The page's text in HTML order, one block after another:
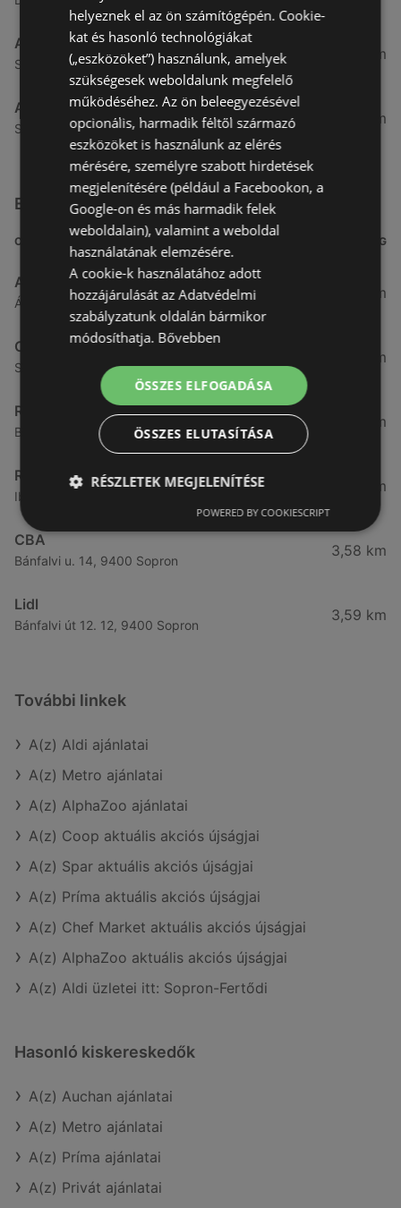
Aldi
Szent Márton u. 57-61., 9700 Szombathely
51,54 km
Aldi
Szent Gellért utca 49., 9700 Szombathely
53,49 km
Egyéb Szupermarketek üzletek a közelben
CÍM TÁVOLSÁG
ALDI
Ágfalvi út 4/a, 9400 Sopron
3,26 km
CBA
Somfalvi u. 14., 9400 Sopron
3,31 km
Reál
Besenyő u. 16., 9400 Sopron
3,32 km
Reál
Ibolya út 15., 9400 Sopron
3,41 km
CBA
Bánfalvi u. 14, 9400 Sopron
3,58 km
Lidl
Bánfalvi út 12. 12, 9400 Sopron
3,59 km
További linkek
A(z) Aldi ajánlatai
A(z) Metro ajánlatai
A(z) AlphaZoo ajánlatai
A(z) Coop aktuális akciós újságjai
A(z) Spar aktuális akciós újságjai
A(z) Príma aktuális akciós újságjai
A(z) Chef Market aktuális akciós újságjai
A(z) AlphaZoo aktuális akciós újságjai
A(z) Aldi üzletei itt: Sopron-Fertődi
Hasonló kiskereskedők
A(z) Auchan ajánlatai
A(z) Metro ajánlatai
A(z) Príma ajánlatai
A(z) Privát ajánlatai
helyeznek el az ön számítógépén. Cookie-
kat és hasonló technológiákat
(„eszközöket”) használunk, amelyek
szükségesek weboldalunk megfelelő
működéséhez. Az ön beleegyezésével
opcionális, harmadik féltől származó
eszközöket is használunk az elérés
mérésére, személyre szabott hirdetések
megjelenítésére (például a Facebookon, a
Google-on és más harmadik felek
weboldalain), valamint a weboldal
használatának elemzésére.
A cookie-k használatához adott
hozzájárulását az Adatvédelmi
szabályzatunk oldalán bármikor
módosíthatja. Bővebben
ÖSSZES ELFOGADÁSA
ÖSSZES ELUTASÍTÁSA
RÉSZLETEK MEGJELENÍTÉSE
POWERED BY COOKIESCRIPT